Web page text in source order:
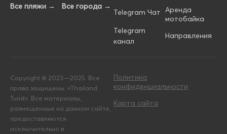
Все пляжи →
Все города →
Telegram Чат
Telegram
канал
Аренда
мотобайка
Направления
Copyright © 2023—2025. Все
права защищены. «Thailand
Turist». Все материалы,
размещенные на данном сайте,
предоставляются
исключительно в
Политика
конфиденциальности
Карта сайта